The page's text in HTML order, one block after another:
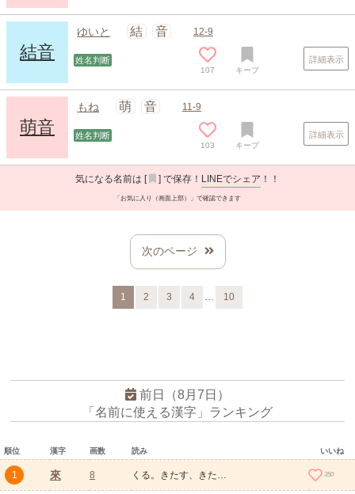
結音
ゆいと 結 音 12-9
姓名判断
107 キープ
詳細表示
萌音
もね 萌 音 11-9
姓名判断
103 キープ
詳細表示
気になる名前は [ ] で保存！ LINEでシェア ！！
「お気に入り（画面上部）」で確認できます
次のページ
1 2 3 4 10
前日（8月7日）
「名前に使える漢字」ランキング
順位 漢字 画数 読み いいね
1 來 8 くる。きたす、きたる。こちらにやってくる。これから、これから先、この次の。時間的にこれからくる未来や将来。ねぎらう、いたわる、励ます。 350